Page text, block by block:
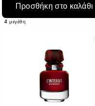
€ 88,95
4 μεγέθη
Προσθήκη στο καλάθι